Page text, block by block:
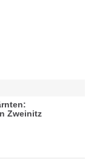
Zweinitz